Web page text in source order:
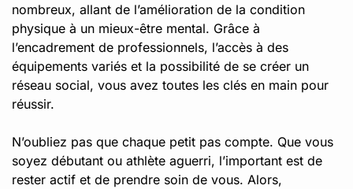
nombreux, allant de l’amélioration de la condition
physique à un mieux-être mental. Grâce à
l’encadrement de professionnels, l’accès à des
équipements variés et la possibilité de se créer un
réseau social, vous avez toutes les clés en main pour
réussir.
N’oubliez pas que chaque petit pas compte. Que vous
soyez débutant ou athlète aguerri, l’important est de
rester actif et de prendre soin de vous. Alors,